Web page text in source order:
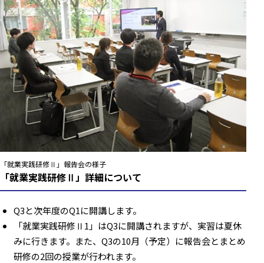
「就業実践研修Ⅱ」報告会の様子
「就業実践研修Ⅱ」詳細について
Q3と次年度のQ1に開講します。
「就業実践研修Ⅱ1」はQ3に開講されますが、実習は夏休
みに行きます。また、Q3の10月（予定）に報告会とまとめ
研修の2回の授業が行われます。